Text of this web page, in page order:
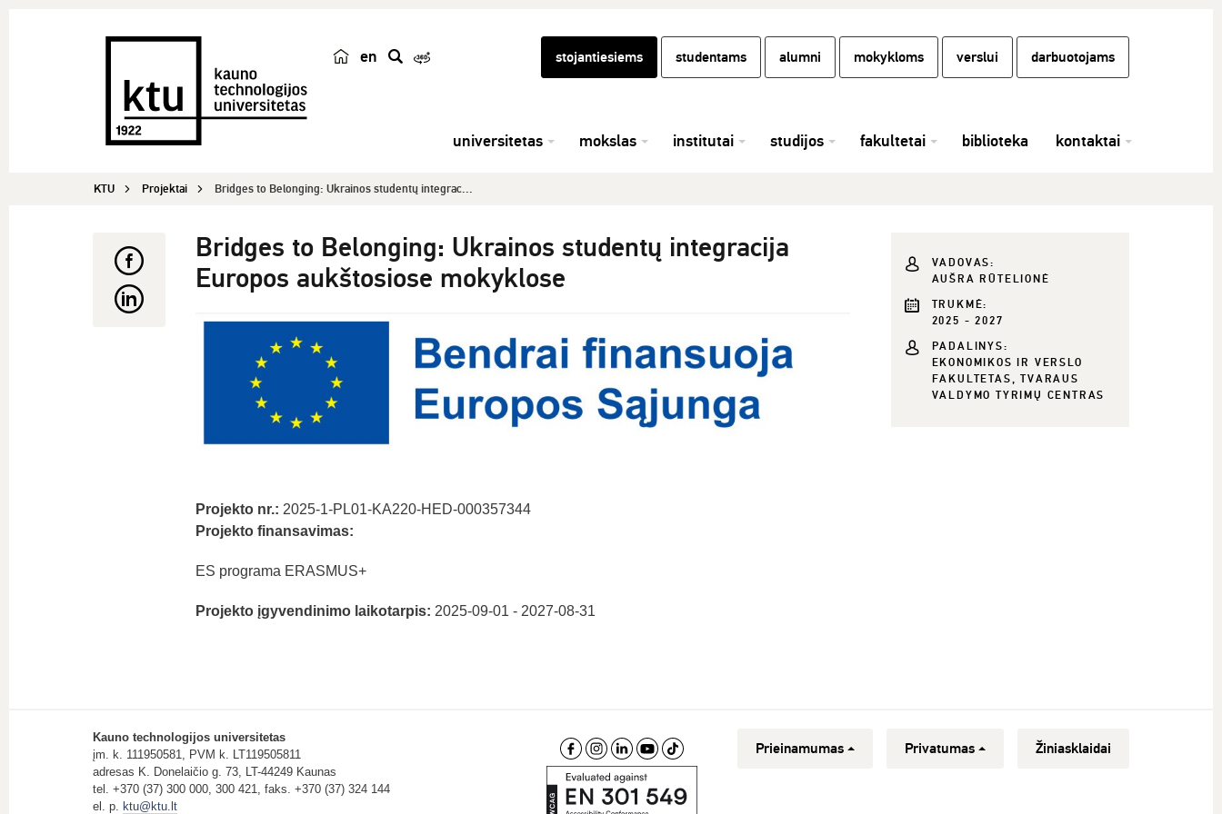
en
k
stojantiesiems studentams alumni mokykloms verslui darbuotojams
universitetas mokslas institutai studijos fakultetai biblioteka kontaktai
KTU Projektai Bridges to Belonging: Ukrainos studentų integrac...
Bridges to Belonging: Ukrainos studentų integracija
Europos aukštosiose mokyklose
Projekto nr.: 2025-1-PL01-KA220-HED-000357344
Projekto finansavimas:
ES programa ERASMUS+
Projekto įgyvendinimo laikotarpis: 2025-09-01 - 2027-08-31
VADOVAS:
AUŠRA RŪTELIONĖ
TRUKMĖ:
2025 - 2027
PADALINYS:
EKONOMIKOS IR VERSLO
FAKULTETAS, TVARAUS
VALDYMO TYRIMŲ CENTRAS
Kauno technologijos universitetas
įm. k. 111950581, PVM k. LT119505811
adresas K. Donelaičio g. 73, LT-44249 Kaunas
tel. +370 (37) 300 000, 300 421, faks. +370 (37) 324 144
el. p. ktu@ktu.lt
Prieinamumas Privatumas Žiniasklaidai